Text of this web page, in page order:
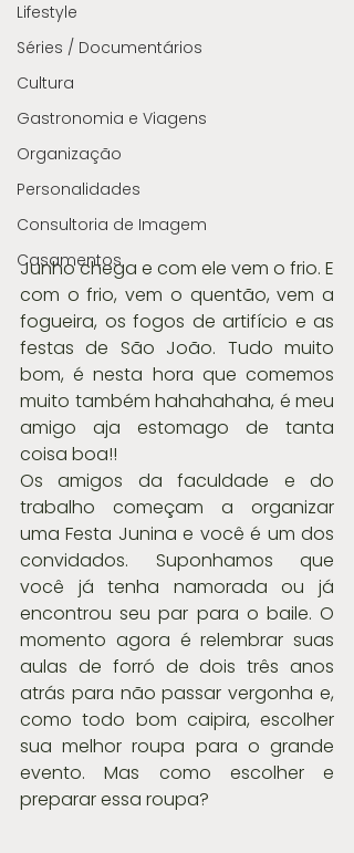
Lifestyle
Séries / Documentários
Cultura
Gastronomia e Viagens
Organização
Personalidades
Consultoria de Imagem
Casamentos
Junho chega e com ele vem o frio. E
com o frio, vem o quentão, vem a
fogueira, os fogos de artifício e as
festas de São João. Tudo muito
bom, é nesta hora que comemos
muito também hahahahaha, é meu
amigo aja estomago de tanta
coisa boa!!
Os amigos da faculdade e do
trabalho começam a organizar
uma Festa Junina e você é um dos
convidados. Suponhamos que
você já tenha namorada ou já
encontrou seu par para o baile. O
momento agora é relembrar suas
aulas de forró de dois três anos
atrás para não passar vergonha e,
como todo bom caipira, escolher
sua melhor roupa para o grande
evento. Mas como escolher e
preparar essa roupa?